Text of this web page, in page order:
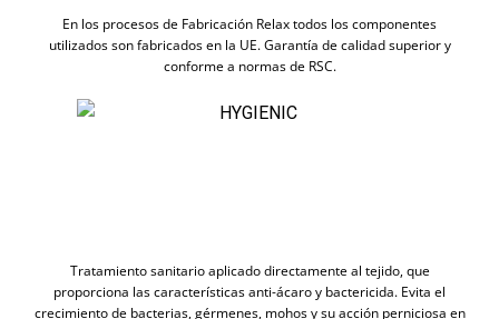
En los procesos de Fabricación Relax todos los componentes
utilizados son fabricados en la UE. Garantía de calidad superior y
conforme a normas de RSC.
Tratamiento sanitario aplicado directamente al tejido, que
proporciona las características anti-ácaro y bactericida. Evita el
crecimiento de bacterias, gérmenes, mohos y su acción perniciosa en